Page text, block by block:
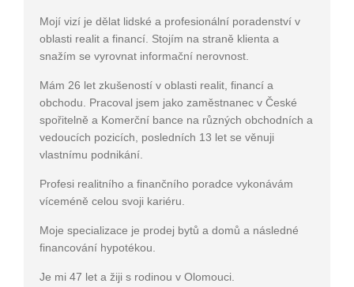
Mojí vizí je dělat lidské a profesionální poradenství v
oblasti realit a financí. Stojím na straně klienta a
snažím se vyrovnat informační nerovnost.
Mám 26 let zkušeností v oblasti realit, financí a
obchodu. Pracoval jsem jako zaměstnanec v České
spořitelně a Komerční bance na různých obchodních a
vedoucích pozicích, posledních 13 let se věnuji
vlastnímu podnikání.
Profesi realitního a finančního poradce vykonávám
víceméně celou svoji kariéru.
Moje specializace je prodej bytů a domů a následné
financování hypotékou.
Je mi 47 let a žiji s rodinou v Olomouci.